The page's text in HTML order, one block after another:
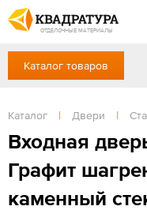
ОТДЕЛОЧНЫЕ МАТЕРИАЛЫ
Профи
Контакты
Доставка и оплата
Выставочный зал
Готовые решения
Отзывы
+7 (861) 217-94-70
Сб, Вс — выходной
ЗАКАЗАТЬ ЗВОНОК
Вход / Регистрация
Каталог товаров
Каталог | Двери |
Входная
Графит
каменный